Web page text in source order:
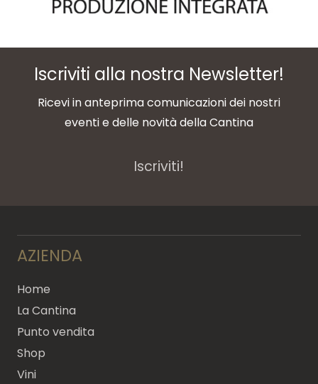
Iscriviti alla nostra Newsletter!
Ricevi in anteprima comunicazioni dei nostri
eventi e delle novità della Cantina
Iscriviti!
AZIENDA
Home
La Cantina
Punto vendita
Shop
Vini